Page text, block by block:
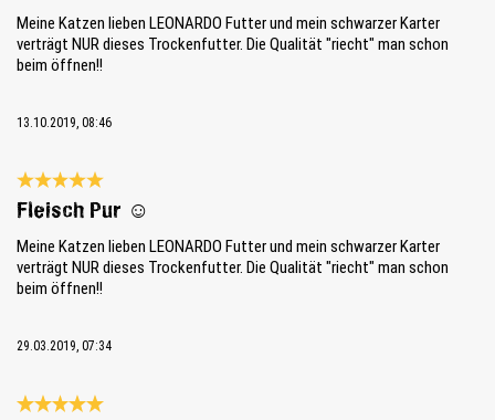
Meine Katzen lieben LEONARDO Futter und mein schwarzer Karter
verträgt NUR dieses Trockenfutter. Die Qualität "riecht" man schon
beim öffnen!!
13.10.2019, 08:46
Review with rating of 5 out of 5 stars
Fleisch Pur ☺
Meine Katzen lieben LEONARDO Futter und mein schwarzer Karter
verträgt NUR dieses Trockenfutter. Die Qualität "riecht" man schon
beim öffnen!!
29.03.2019, 07:34